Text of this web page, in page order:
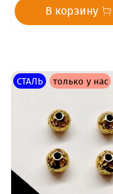
В корзину
СТАЛЬ только у нас